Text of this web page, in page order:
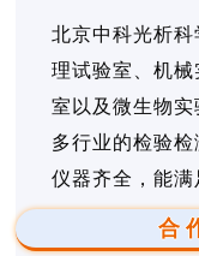
北京中科光析
理试验室、机
室以及微生物
多行业的检验
仪器齐全，能满
合